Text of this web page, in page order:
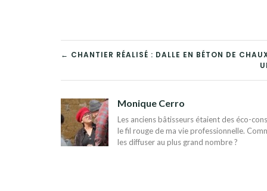
NAVIGATION
DE
L’ARTICLE
← CHANTIER RÉALISÉ : DALLE EN BÉTON DE
Monique Cerro
Les anciens bâtisseurs étaient des éco-
le fil rouge de ma vie professionnelle.
les diffuser au plus grand nombre ?